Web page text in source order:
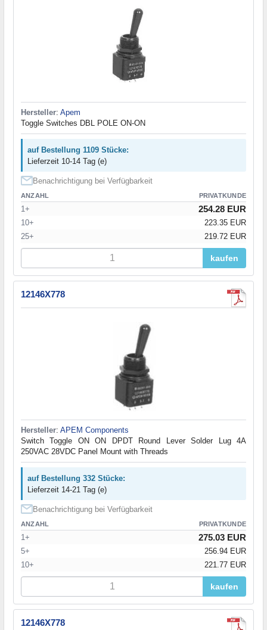
Hersteller: Apem
Toggle Switches DBL POLE ON-ON
auf Bestellung 1109 Stücke:
Lieferzeit 10-14 Tag (e)
Benachrichtigung bei Verfügbarkeit
ANZAHL PRIVATKUNDE
1+ 254.28 EUR
10+
223.35 EUR
25+
219.72 EUR
kaufen
12146X778
Hersteller: APEM Components
Switch Toggle ON ON DPDT Round Lever Solder Lug 4A
250VAC 28VDC Panel Mount with Threads
auf Bestellung 332 Stücke:
Lieferzeit 14-21 Tag (e)
Benachrichtigung bei Verfügbarkeit
ANZAHL PRIVATKUNDE
1+ 275.03 EUR
5+
256.94 EUR
10+
221.77 EUR
kaufen
12146X778